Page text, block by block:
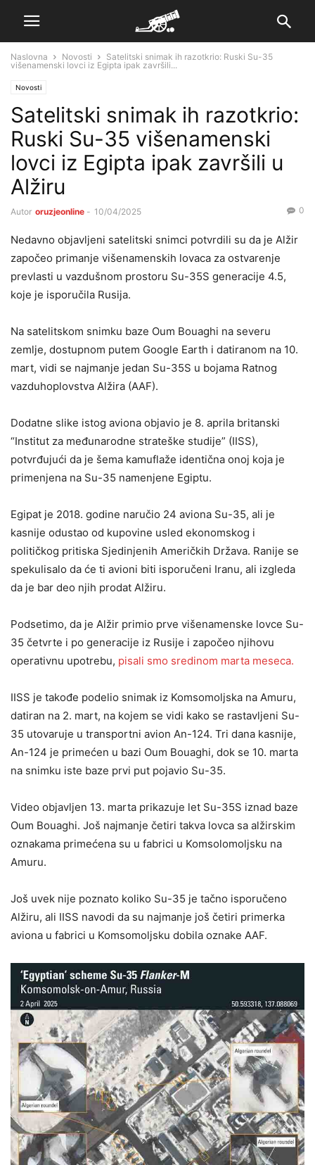
Naslovna Novosti
Satelitski snimak ih razotkrio: Ruski Su-35
višenamenski lovci iz Egipta ipak završili...
Novosti
Satelitski snimak ih razotkrio:
Ruski Su-35 višenamenski
lovci iz Egipta ipak završili u
Alžiru
Autor oruzjeonline - 10/04/2025 0
Nedavno objavljeni satelitski snimci potvrdili su da je Alžir
započeo primanje višenamenskih lovaca za ostvarenje
prevlasti u vazdušnom prostoru Su-35S generacije 4.5,
koje je isporučila Rusija.
Na satelitskom snimku baze Oum Bouaghi na severu
zemlje, dostupnom putem Google Earth i datiranom na 10.
mart, vidi se najmanje jedan Su-35S u bojama Ratnog
vazduhoplovstva Alžira (AAF).
Dodatne slike istog aviona objavio je 8. aprila britanski
“Institut za međunarodne strateške studije” (IISS),
potvrđujući da je šema kamuflaže identična onoj koja je
primenjena na Su-35 namenjene Egiptu.
Egipat je 2018. godine naručio 24 aviona Su-35, ali je
kasnije odustao od kupovine usled ekonomskog i
političkog pritiska Sjedinjenih Američkih Država. Ranije se
spekulisalo da će ti avioni biti isporučeni Iranu, ali izgleda
da je bar deo njih prodat Alžiru.
Podsetimo, da je Alžir primio prve višenamenske lovce Su-
35 četvrte i po generacije iz Rusije i započeo njihovu
operativnu upotrebu, pisali smo sredinom marta meseca.
IISS je takođe podelio snimak iz Komsomoljska na Amuru,
datiran na 2. mart, na kojem se vidi kako se rastavljeni Su-
35 utovaruje u transportni avion An-124. Tri dana kasnije,
An-124 je primećen u bazi Oum Bouaghi, dok se 10. marta
na snimku iste baze prvi put pojavio Su-35.
Video objavljen 13. marta prikazuje let Su-35S iznad baze
Oum Bouaghi. Još najmanje četiri takva lovca sa alžirskim
oznakama primećena su u fabrici u Komsolomoljsku na
Amuru.
Još uvek nije poznato koliko Su-35 je tačno isporučeno
Alžiru, ali IISS navodi da su najmanje još četiri primerka
aviona u fabrici u Komsomoljsku dobila oznake AAF.